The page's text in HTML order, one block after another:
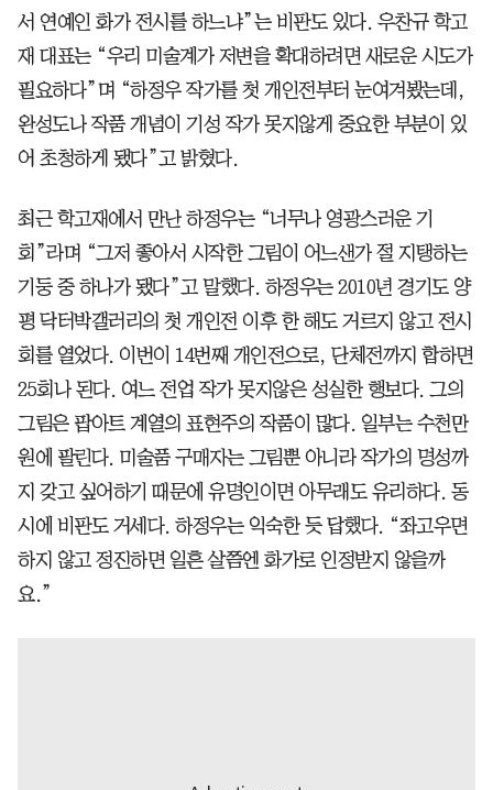
서 연예인 화가 전시를 하느냐”는 비판도 있다. 우찬규 학고
재 대표는 “우리 미술계가 저변을 확대하려면 새로운 시도가
필요하다”며 “하정우 작가를 첫 개인전부터 눈여겨봤는데,
완성도나 작품 개념이 기성 작가 못지않게 중요한 부분이 있
어 초청하게 됐다”고 밝혔다.
최근 학고재에서 만난 하정우는 “너무나 영광스러운 기
회”라며 “그저 좋아서 시작한 그림이 어느샌가 절 지탱하는
기둥 중 하나가 됐다”고 말했다. 하정우는 2010년 경기도 양
평 닥터박갤러리의 첫 개인전 이후 한 해도 거르지 않고 전시
회를 열었다. 이번이 14번째 개인전으로, 단체전까지 합하면
25회나 된다. 여느 전업 작가 못지않은 성실한 행보다. 그의
그림은 팝아트 계열의 표현주의 작품이 많다. 일부는 수천만
원에 팔린다. 미술품 구매자는 그림뿐 아니라 작가의 명성까
지 갖고 싶어하기 때문에 유명인이면 아무래도 유리하다. 동
시에 비판도 거세다. 하정우는 익숙한 듯 답했다. “좌고우면
하지 않고 정진하면 일흔 살쯤엔 화가로 인정받지 않을까
요.”